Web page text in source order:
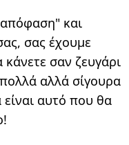
και
σας έχουμε
σαν ζευγάρι
αλλά σίγουρα
είναι αυτό που θα